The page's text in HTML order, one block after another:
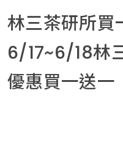
林三茶研所買
6/17~6/18林
優惠買一送一